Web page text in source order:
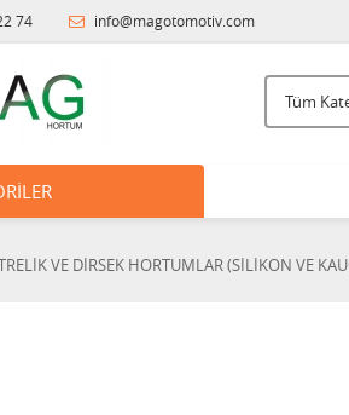
74 info@magotomotiv.com
VE DİRSEK HORTUMLAR (SİLİKON VE